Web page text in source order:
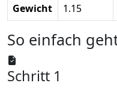
Gewicht 1.15
So einfach
Schritt 1